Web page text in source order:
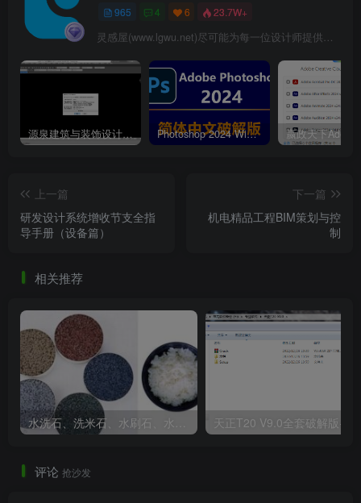
图2 室外给排水管道避让地铁楼梯布置
为了减少工程造价及让下游雨水管能够接入市政雨水管网，
此处雨水管网采用倒虹吸排放。同时为防止箱涵堵塞，在雨
水进入箱涵前的检查井设置沉泥井，截留一些污泥及杂质，
管内流速大于自净流速，避免泥沙在箱涵内淤积，堵塞箱
涵。该项目通过采用非常规的管道布置方式，来解决室外走
管空间被占用的问题，同时也避免了地下停车位数量的减
少，项目建成后，排水流畅，运行良好。
02
雨水收集池设计
某办公商业综合体项目地下室退线3.0m，室外沿地下室四周
965 4 6 23.7W+
源泉建筑与装饰设计CAD插件工具箱（YQArch 6.7.4） Photoshop 2024 Win|Mac 简体中文破解版安装包下载及安装教程
上一篇
研发设计系统增收节支全指
导手册（设备篇）
下一篇
机电精品工程BIM策划与控
制
相关推荐
评论 抢沙发